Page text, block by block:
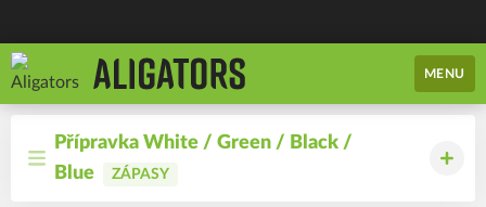
MENU
Přípravka White / Green / Black /
Blue
ZÁPASY